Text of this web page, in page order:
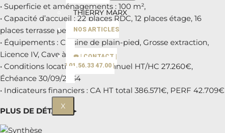
THIERRY MARX
NOS ARTICLES
☎️ | CONTACT |
| 01.56.33 47.00 |
X
• Superficie et aménagements : 100 m²,
• Capacité d’accueil : 22 places RDC, 12 places étage, 16
places terrasse permanente
• Équipements : Cuisine de plain-pied, Grosse extraction,
Licence IV, Cave à vin,
• Conditions locatives : Loyer annuel HT/HC 27.260€,
Échéance 30/09/2034
• Indicateurs financiers : CA HT total 386.571€, PERF 42.709€
PLUS DE DÉTAILS ►